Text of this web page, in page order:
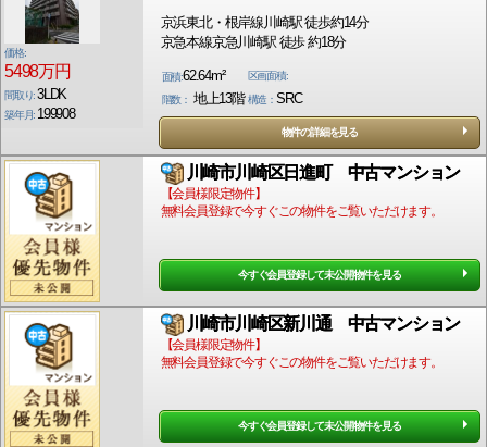
価格:
5498万円
間取り:3LDK
築年月: 199908
京浜東北・根岸線川崎駅 徒歩約14分
京急本線京急川崎駅 徒歩 約18分
面積:62.64m²
区画面積:
階数： 地上13階 構造：SRC
物件の詳細を見る
川崎市川崎区日進町 中古マンション
【会員様限定物件】
無料会員登録で今すぐこの物件をご覧いただけます。
今すぐ会員登録して未公開物件を見る
川崎市川崎区新川通 中古マンション
【会員様限定物件】
無料会員登録で今すぐこの物件をご覧いただけます。
今すぐ会員登録して未公開物件を見る